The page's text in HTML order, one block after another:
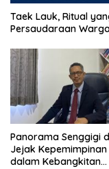
Taek Lauk, Ritual
Persaudaraan
Panorama Senggigi
Jejak Kepemimpinan
dalam Kebangkitan